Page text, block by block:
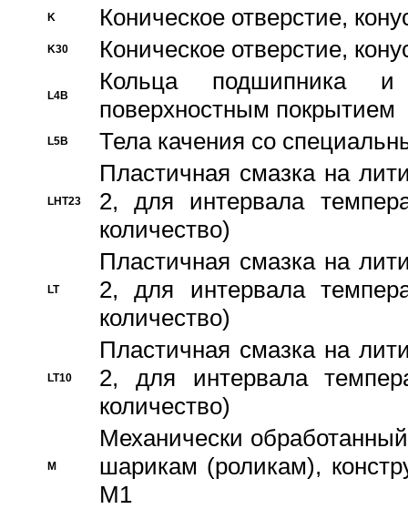
K Коническое отверстие,
K30 Коническое отверстие,
L4B
Кольца подшипника
поверхностным покрытием
L5B Тела качения со
LHT23
Пластичная смазка на
2, для интервала
количество)
LT
Пластичная смазка на
2, для интервала
количество)
LT10
Пластичная смазка на
2, для интервала
количество)
M
Механически
шарикам (роликам),
M1